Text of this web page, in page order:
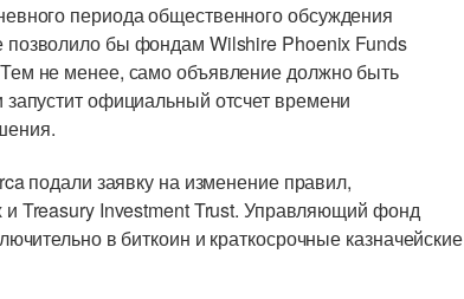
периода общественного обсуждения
позволило бы фондам Wilshire Phoenix Funds
не менее, само объявление должно быть
официальный отсчет времени
подали заявку на изменение правил,
и Treasury Investment Trust. Управляющий фонд
в биткоин и краткосрочные казначейские